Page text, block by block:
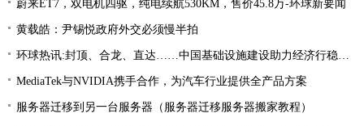
蔚来ET7，双电机四驱，纯电续航530KM，售价45.8万-环球新要闻
黄载皓：尹锡悦政府外交必须慢半拍
环球热讯:封顶、合龙、直达……中国基础设施建设助力经济行稳致远
MediaTek与NVIDIA携手合作，为汽车行业提供全产品方案
服务器迁移到另一台服务器（服务器迁移服务器搬家教程）